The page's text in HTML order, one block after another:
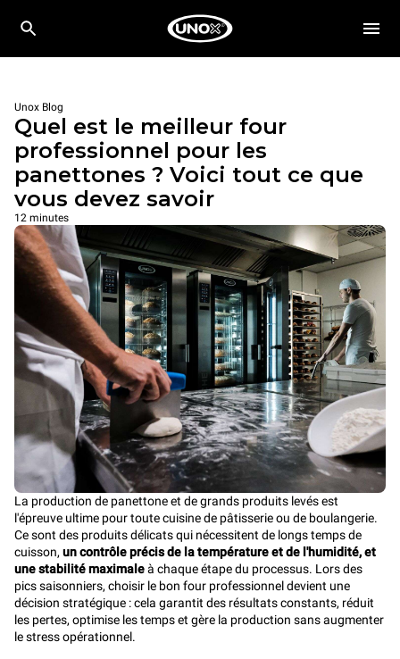
Unox Blog
Quel est le meilleur four
professionnel pour les
panettones ? Voici tout ce que
vous devez savoir
12 minutes
La production de panettone et de grands produits levés est
l'épreuve ultime pour toute cuisine de pâtisserie ou de boulangerie.
Ce sont des produits délicats qui nécessitent de longs temps de
cuisson, un contrôle précis de la température et de l'humidité, et
une stabilité maximaleà chaque étape du processus. Lors des
pics saisonniers, choisir le bon four professionnel devient une
décision stratégique : cela garantit des résultats constants, réduit
les pertes, optimise les temps et gère la production sans augmenter
le stress opérationnel.